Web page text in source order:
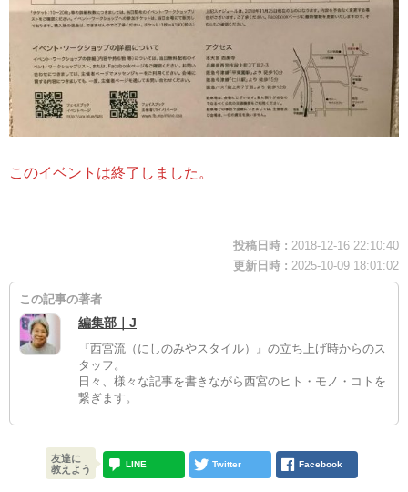
このイベントは終了しました。
投稿日時 : 2018-12-16 22:10:40
更新日時 : 2025-10-09 18:01:02
この記事の著者
編集部｜J
『西宮流（にしのみやスタイル）』の立ち上げ時からのス
タッフ。
日々、様々な記事を書きながら西宮のヒト・モノ・コトを
繋ぎます。
友達に
教えよう
LINE Twitter Facebook